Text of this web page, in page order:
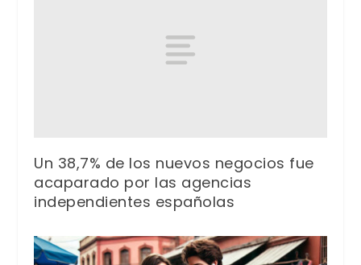
Un 38,7% de los nuevos negocios fue
acaparado por las agencias
independientes españolas